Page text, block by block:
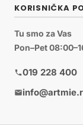
KORISNIČKA
Tu smo za Vas
Pon–Pet
019 228 400